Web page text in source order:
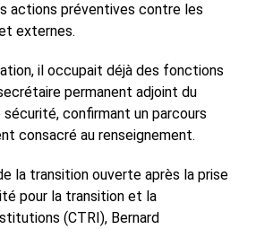
actions préventives contre les
externes.
il occupait déjà des fonctions
permanent adjoint du
sécurité, confirmant un parcours
consacré au renseignement.
la transition ouverte après la prise
pour la transition et la
(CTRI), Bernard